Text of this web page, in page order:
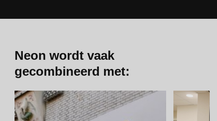
Neon wordt vaak
gecombineerd met: